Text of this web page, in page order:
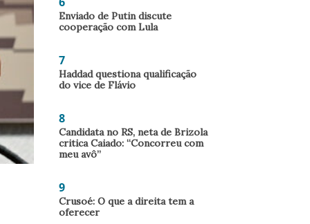
Enviado de Putin discute
cooperação com Lula
7
Haddad questiona qualificação
do vice de Flávio
8
Candidata no RS, neta de Brizola
critica Caiado: “Concorreu com
meu avô”
9
Crusoé: O que a direita tem a
oferecer